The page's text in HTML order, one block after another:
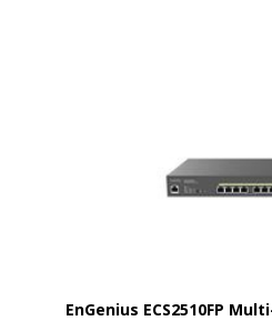
EnGenius ECS2510FP